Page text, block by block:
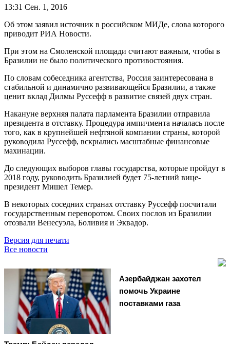
13:31 Сен. 1, 2016
Об этом заявил источник в российском МИДе, слова которого
приводит РИА Новости.
При этом на Смоленской площади считают важным, чтобы в
Бразилии не было политического противостояния.
По словам собеседника агентства, Россия заинтересована в
стабильной и динамично развивающейся Бразилии, а также
ценит вклад Дилмы Руссефф в развитие связей двух стран.
Накануне верхняя палата парламента Бразилии отправила
президента в отставку. Процедура импичмента началась после
того, как в крупнейшей нефтяной компании страны, которой
руководила Руссефф, вскрылись масштабные финансовые
махинации.
До следующих выборов главы государства, которые пройдут в
2018 году, руководить Бразилией будет 75-летний вице-
президент Мишел Темер.
В некоторых соседних странах отставку Руссефф посчитали
государственным переворотом. Своих послов из Бразилии
отозвали Венесуэла, Боливия и Эквадор.
Версия для печати
Все новости
Азербайджан захотел
помочь Украине
поставками газа